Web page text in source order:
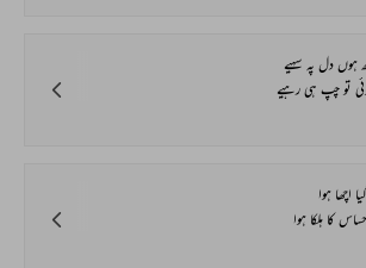
ہوں دل پہ سہیے
تو چپ ہی رہیے
اچھا ہوا
کا ہلکا ہوا